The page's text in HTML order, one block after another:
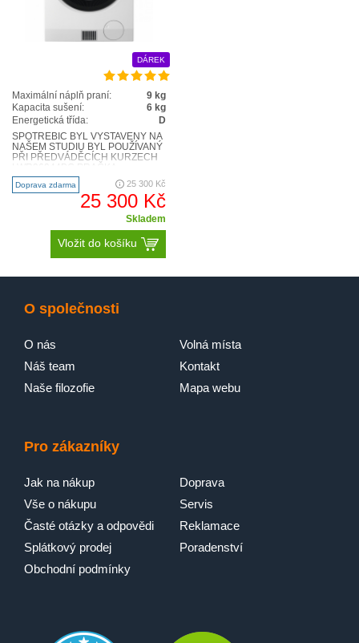
DÁREK
Maximální náplň praní:
9 kg
Kapacita sušení:
6 kg
Energetická třída:
D
SPOTŘEBIČ BYL VYSTAVENÝ NA
NAŠEM STUDIU BYL POUŽÍVANÝ
PŘI PŘEDVÁDĚCÍCH KURZECH
KOMBINOVANÁ SE SUŠIČKOU
ABSOLUTECARE® DETAILY P..
Doprava zdarma 25 300 Kč
25 300 Kč
Skladem
Vložit do košíku
O společnosti
O nás
Náš team
Naše filozofie
Volná místa
Kontakt
Mapa webu
Pro zákazníky
Jak na nákup
Vše o nákupu
Časté otázky a odpovědi
Splátkový prodej
Obchodní podmínky
Doprava
Servis
Reklamace
Poradenství